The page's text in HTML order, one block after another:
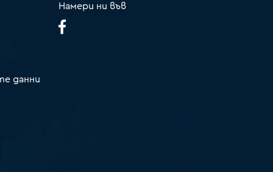
данни
Намери ни във